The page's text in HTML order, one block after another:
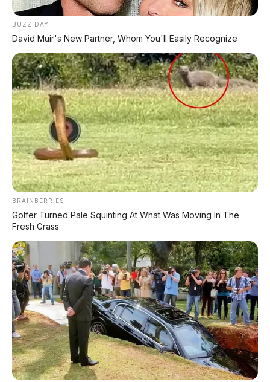
DIJUAL: Suzuki Swift GX 2013 Manual – Hitam
Legam, Low KM 100 Ribu, Pajak Panjang!
DIJUAL: Nissan Serena HWS Matic 2017 –
Kondisi Istimewa, Hanya 68.000 KM! Siap Pakai
di Denpasar
DIJUAL: Mitsubishi Xpander Ultimate 2023
Matic – Surat Bali, KM 44.000, Pajak Panjang!
DIJUAL : Xpander Ultimate 2019 Matic Surat
Bali – Kondisi Istimewa, KM 37.000
Lihat Semua Unit Bali »
DATABASE ARTIKEL
BUZZ DAY
David Muir's New Partner, Whom You'll Easily Recognize
BRAINBERRIES
Golfer Turned Pale Squinting At What Was Moving In The
Fresh Grass